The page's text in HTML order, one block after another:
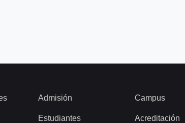
Admisión
Estudiantes
Campus
Acreditación